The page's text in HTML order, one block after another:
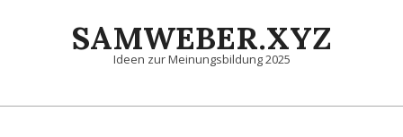
SAMWEBER.XYZ
Ideen zur Meinungsbildung 2025
Primary